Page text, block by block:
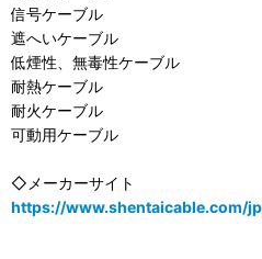
信号ケーブル
遮へいケーブル
低煙性、無毒性ケーブル
耐熱ケーブル
耐火ケーブル
可動用ケーブル
◇メーカーサイト
https://www.shentaicable.com/